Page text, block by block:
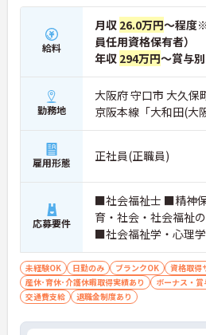
給料
月収 26.0万円～程度
員任用資格保有者）
年収 294万円～賞与別
勤務地
大阪府 守口市 大久保
京阪本線「大和田(大
雇用形態 正社員(正職員)
応募要件
■社会福祉士 ■精神
育・社会・社会福祉
■社会福祉学・心理
を卒業した方 ■小・
許保持している方 ■
以上児童福祉事業に
■幼稚園教諭免許をお
未経験OK 日勤のみ ブランクOK 資格取得
産休･育休･介護休暇取得実績あり
ボーナス・賞
交通費支給
退職金制度あり